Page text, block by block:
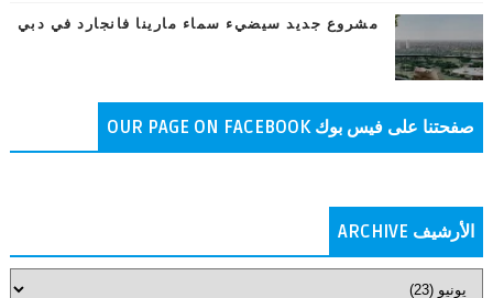
مشروع جديد سيضيء سماء مارينا فانجارد في دبي
صفحتنا على فيس بوك OUR PAGE ON FACEBOOK
الأرشيف ARCHIVE